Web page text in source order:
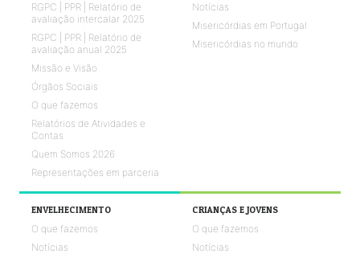
RGPC | PPR | Relatório de
avaliação intercalar 2025
RGPC | PPR | Relatório de
avaliação anual 2025
Missão e Visão
Órgãos Sociais
O que fazemos
Relatórios de Atividades e
Contas
Quem Somos 2026
Representações em parceria
Notícias
Misericórdias em Portugal
Misericórdias no mundo
ENVELHECIMENTO
O que fazemos
Notícias
CRIANÇAS E JOVENS
O que fazemos
Notícias